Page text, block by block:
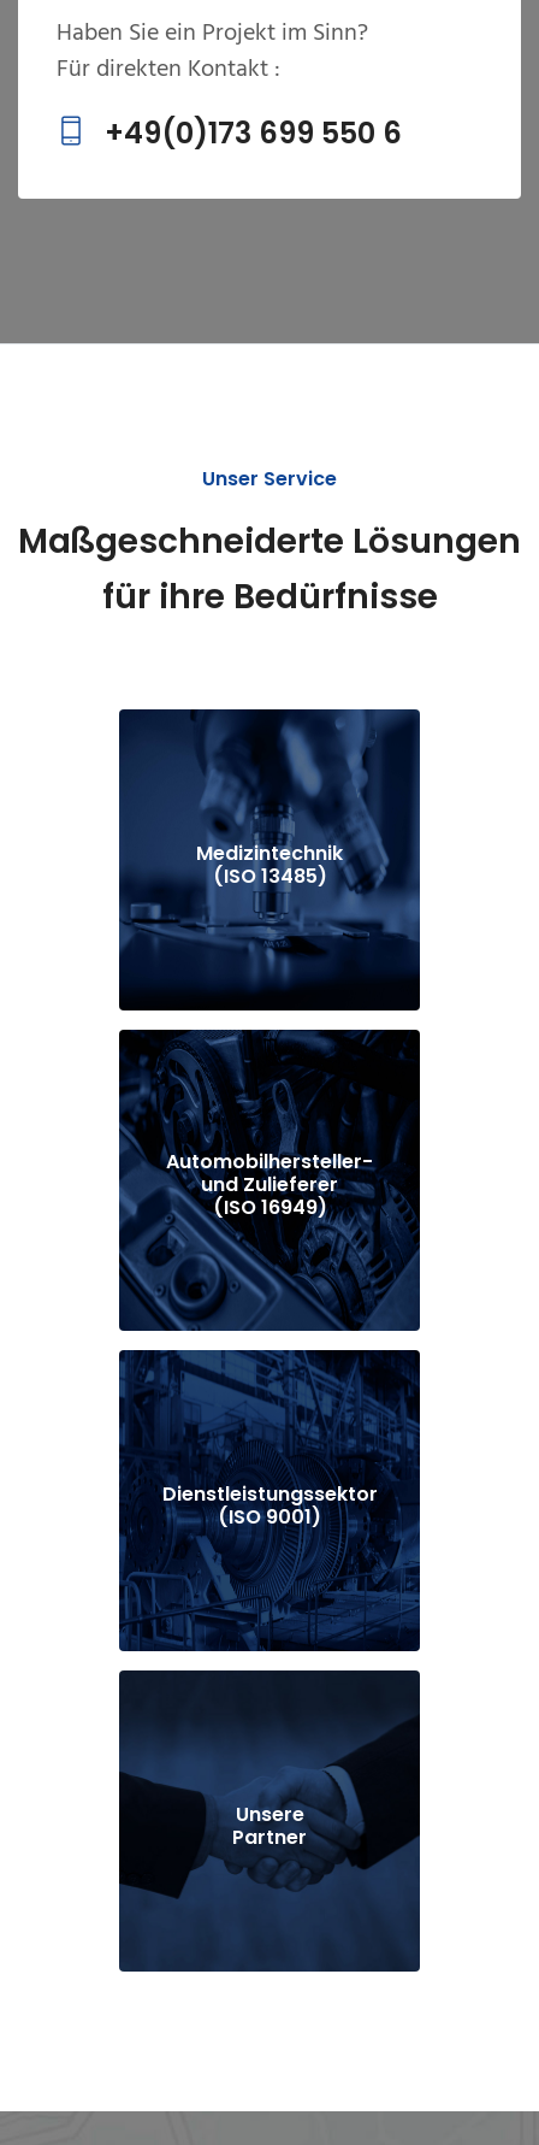
Haben Sie ein Projekt im Sinn?
Für direkten Kontakt :
+49(0)173 699 550 6
Unser Service
Maßgeschneiderte Lösungen
für ihre Bedürfnisse
Medizintechnik
(ISO 13485)
Automobilhersteller-
und Zulieferer
(ISO 16949)
Dienstleistungssektor
(ISO 9001)
Unsere
Partner